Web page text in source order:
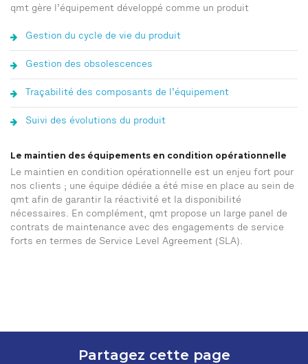
qmt gère l’équipement développé comme un produit
Gestion du cycle de vie du produit
Gestion des obsolescences
Traçabilité des composants de l’équipement
Suivi des évolutions du produit
Le maintien des équipements en condition opérationnelle
Le maintien en condition opérationnelle est un enjeu fort pour
nos clients ; une équipe dédiée a été mise en place au sein de
qmt afin de garantir la réactivité et la disponibilité
nécessaires. En complément, qmt propose un large panel de
contrats de maintenance avec des engagements de service
forts en termes de Service Level Agreement (SLA).
Partagez cette page